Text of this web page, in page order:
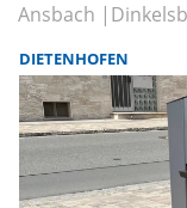
Ansbach
DIETENHOFEN